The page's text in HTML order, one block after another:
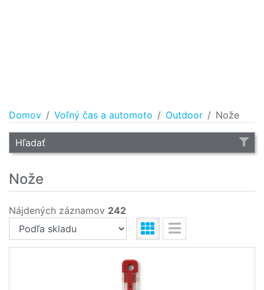
Domov Voľný čas a automoto Outdoor Nože
Hľadať
Nože
Nájdených záznamov 242